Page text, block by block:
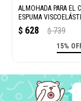
ALMOHADA PARA EL
ESPUMA
DE U CON FORMA DE
$ 628 $ 739
15%